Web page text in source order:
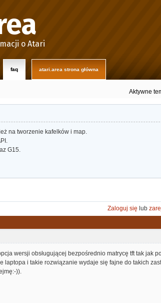
o Atari
faq atari.area strona główna
Aktywne
na tworzenie kafelków i map.
G15.
Zaloguj się lub
wersji obsługującej bezpośrednio matrycę tft tak jak
i takie rozwiązanie wydaje się fajne do takich
)).